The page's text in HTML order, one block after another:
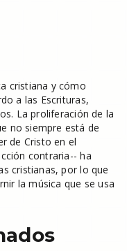
cristiana y cómo
a las Escrituras,
La proliferación de la
no siempre está de
de Cristo en el
contraria-- ha
cristianas, por lo que
la música que se usa